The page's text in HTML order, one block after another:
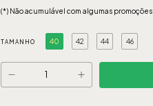
(*) Não acumulável com algumas promoções
TAMANHO 40 42 44 46